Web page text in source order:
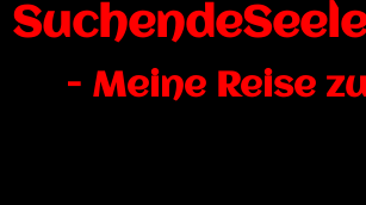
SuchendeSeele
- Meine Reise